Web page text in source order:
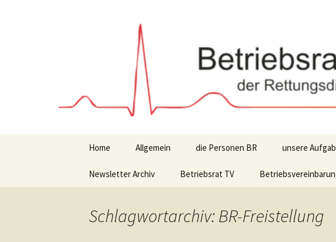
Home Allgemein die Personen BR unsere
Newsletter Archiv Betriebsrat TV
Schlagwortarchiv: BR-Freistellung